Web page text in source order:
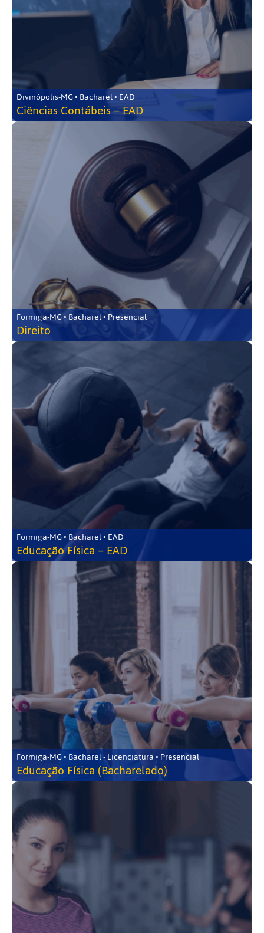
Divinópolis-MG • Bacharel • EAD
Ciências Contábeis – EAD
Formiga-MG • Bacharel • Presencial
Direito
Formiga-MG • Bacharel • EAD
Educação Física – EAD
Formiga-MG • Bacharel - Licenciatura • Presencial
Educação Física (Bacharelado)